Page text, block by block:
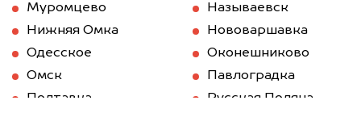
Муромцево
Называевск
Нижняя Омка
Нововаршавка
Одесское
Оконешниково
Омск
Павлоградка
Полтавка
Русская Поляна